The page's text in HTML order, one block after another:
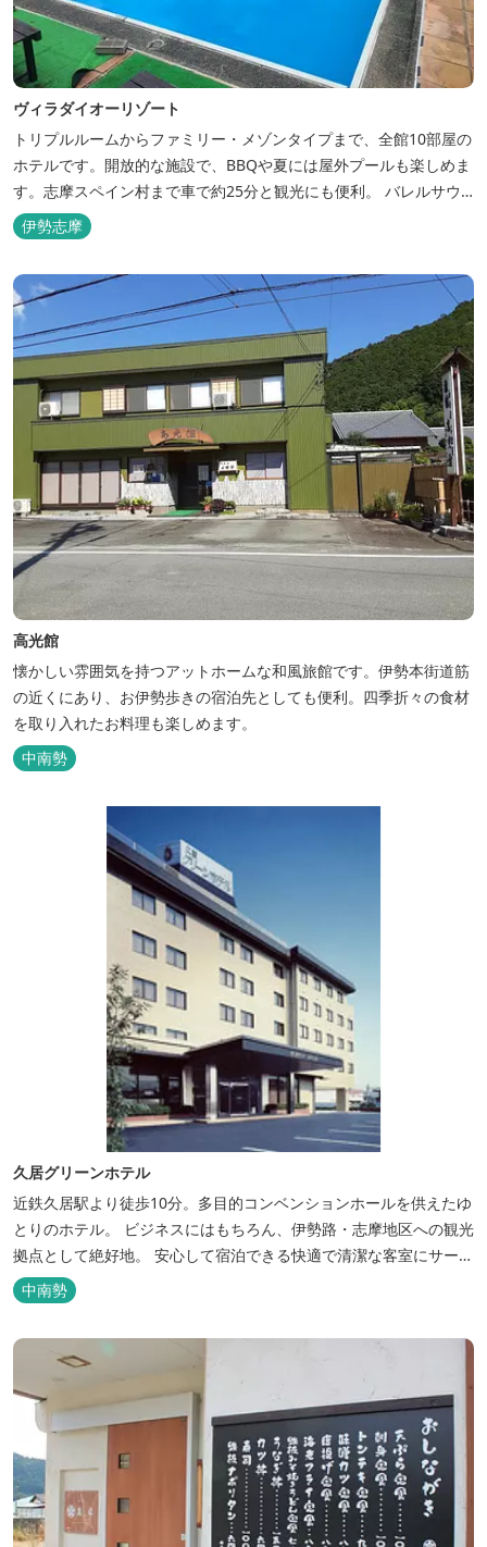
ヴィラダイオーリゾート
トリプルルームからファミリー・メゾンタイプまで、全館10部屋の
ホテルです。開放的な施設で、BBQや夏には屋外プールも楽しめま
す。志摩スペイン村まで車で約25分と観光にも便利。 バレルサウ
ナをはじめました。
伊勢志摩
高光館
懐かしい雰囲気を持つアットホームな和風旅館です。伊勢本街道筋
の近くにあり、お伊勢歩きの宿泊先としても便利。四季折々の食材
を取り入れたお料理も楽しめます。
中南勢
久居グリーンホテル
近鉄久居駅より徒歩10分。多目的コンベンションホールを供えたゆ
とりのホテル。 ビジネスにはもちろん、伊勢路・志摩地区への観光
拠点として絶好地。 安心して宿泊できる快適で清潔な客室にサービ
スも行き届いています。一志・ 嬉野のゴルフ場に至近。
中南勢